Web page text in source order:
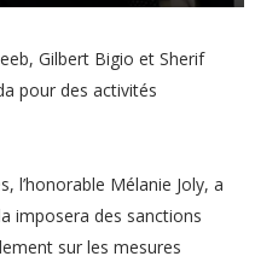
Gilbert Bigio et Sherif
pour des activités
l’honorable Mélanie Joly, a
imposera des sanctions
sur les mesures